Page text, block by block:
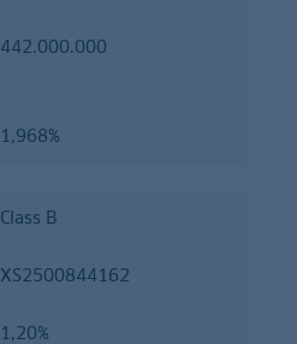
442.000.000
1,968%
Class B
XS2500844162
1,20%